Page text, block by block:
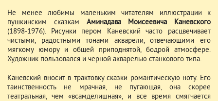
Не менее любимы маленьким читателям иллюстрации к
пушкинским сказкам Аминадава Моисеевича Каневского
(1898-1976). Рисунки пером Каневский часто расцвечивает
чистыми, радостными тонами акварели, отвечающими его
мягкому юмору и общей приподнятой, бодрой атмосфере.
Художник пользовался и черной акварелью станкового типа.
Каневский вносит в трактовку сказки романтическую ноту. Его
таинственность не мрачная, не пугающая, она скорее
театральная, чем «всамделишная», и все время смягчается